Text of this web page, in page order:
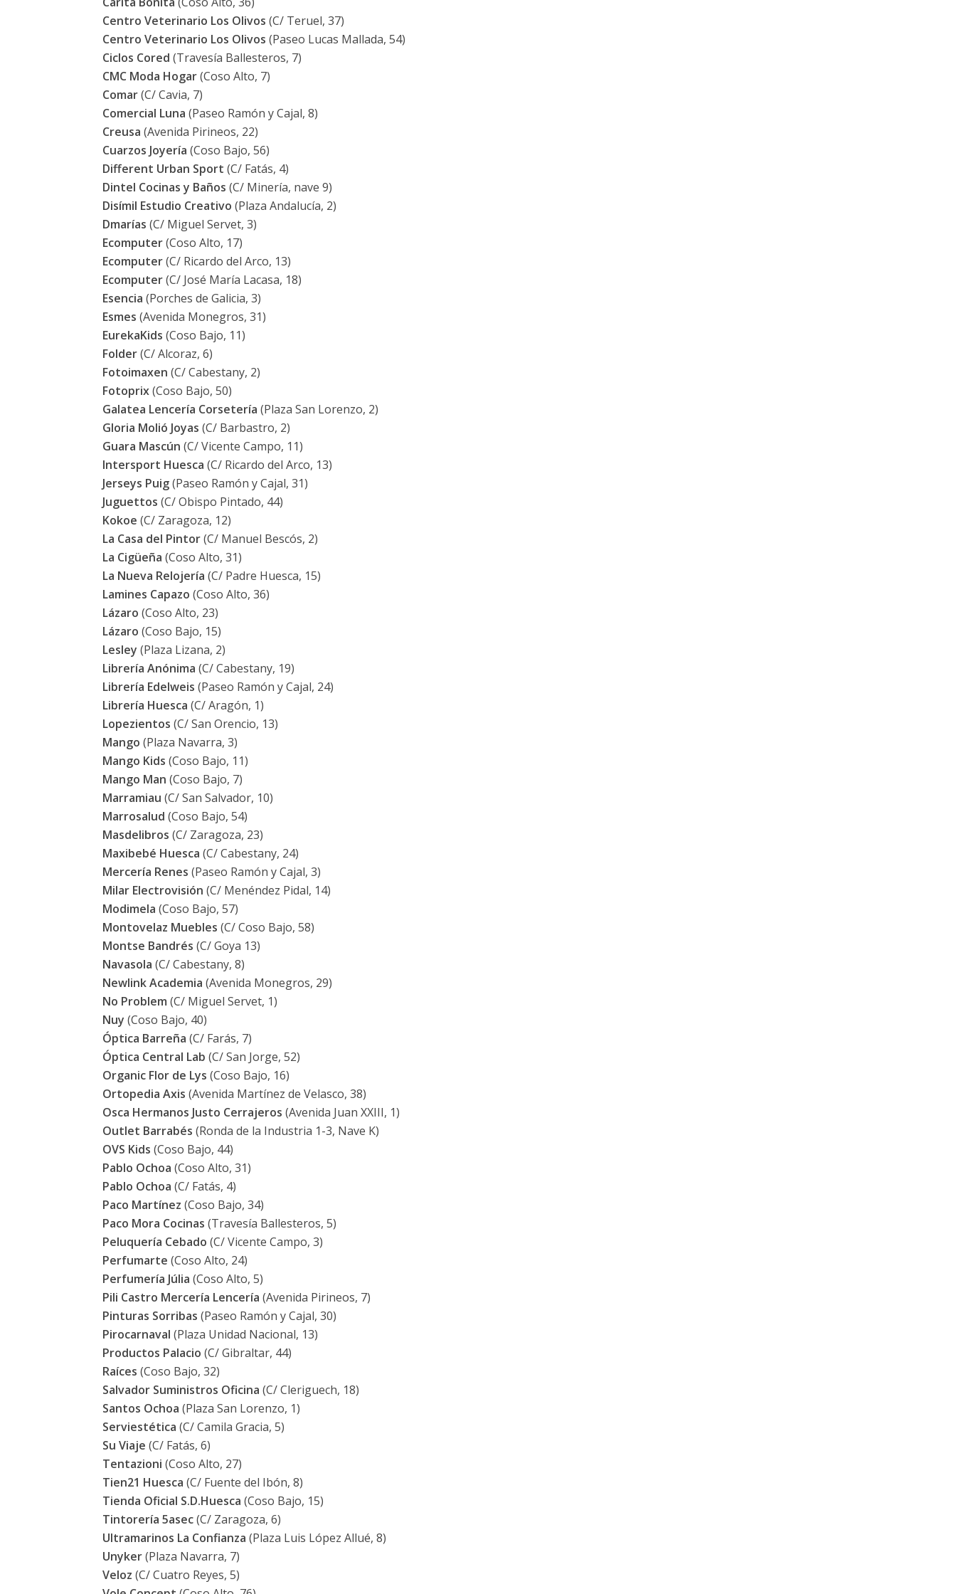
Centro Veterinario Los Olivos (C/ Teruel, 37)
Centro Veterinario Los Olivos (Paseo Lucas Mallada, 54)
Ciclos Cored (Travesía Ballesteros, 7)
CMC Moda Hogar(Coso Alto, 7)
Comar(C/ Cavia, 7)
Comercial Luna (Paseo Ramón y Cajal, 8)
Creusa (Avenida Pirineos, 22)
Cuarzos Joyería (Coso Bajo, 56)
Different Urban Sport (C/ Fatás, 4)
Dintel Cocinas y Baños (C/ Minería, nave 9)
Disímil Estudio Creativo (Plaza Andalucía, 2)
Dmarías (C/ Miguel Servet, 3)
Ecomputer(Coso Alto, 17)
Ecomputer(C/ Ricardo del Arco, 13)
Ecomputer(C/ José María Lacasa, 18)
Esencia (Porches de Galicia, 3)
Esmes (Avenida Monegros, 31)
EurekaKids (Coso Bajo, 11)
Folder(C/ Alcoraz, 6)
Fotoimaxen (C/ Cabestany, 2)
Fotoprix(Coso Bajo, 50)
Galatea Lencería Corsetería (Plaza San Lorenzo, 2)
Gloria Molió Joyas (C/ Barbastro, 2)
Guara Mascún (C/ Vicente Campo, 11)
Intersport Huesca (C/ Ricardo del Arco, 13)
Jerseys Puig(Paseo Ramón y Cajal, 31)
Juguettos (C/ Obispo Pintado, 44)
Kokoe (C/ Zaragoza, 12)
La Casa del Pintor(C/ Manuel Bescós, 2)
La Cigüeña (Coso Alto, 31)
La Nueva Relojería (C/ Padre Huesca, 15)
Lamines Capazo (Coso Alto, 36)
Lázaro (Coso Alto, 23)
Lázaro (Coso Bajo, 15)
Lesley (Plaza Lizana, 2)
Librería Anónima (C/ Cabestany, 19)
Librería Edelweis (Paseo Ramón y Cajal, 24)
Librería Huesca (C/ Aragón, 1)
Lopezientos (C/ San Orencio, 13)
Mango (Plaza Navarra, 3)
Mango Kids (Coso Bajo, 11)
Mango Man (Coso Bajo, 7)
Marramiau (C/ San Salvador, 10)
Marrosalud (Coso Bajo, 54)
Masdelibros (C/ Zaragoza, 23)
Maxibebé Huesca (C/ Cabestany, 24)
Mercería Renes (Paseo Ramón y Cajal, 3)
Milar Electrovisión (C/ Menéndez Pidal, 14)
Modimela (Coso Bajo, 57)
Montovelaz Muebles (C/ Coso Bajo, 58)
Montse Bandrés (C/ Goya 13)
Navasola (C/ Cabestany, 8)
Newlink Academia (Avenida Monegros, 29)
No Problem (C/ Miguel Servet, 1)
Nuy (Coso Bajo, 40)
Óptica Barreña (C/ Farás, 7)
Óptica Central Lab (C/ San Jorge, 52)
Organic Flor de Lys (Coso Bajo, 16)
Ortopedia Axis (Avenida Martínez de Velasco, 38)
Osca Hermanos Justo Cerrajeros (Avenida Juan XXIII, 1)
Outlet Barrabés (Ronda de la Industria 1-3, Nave K)
OVS Kids (Coso Bajo, 44)
Pablo Ochoa (Coso Alto, 31)
Pablo Ochoa (C/ Fatás, 4)
Paco Martínez (Coso Bajo, 34)
Paco Mora Cocinas (Travesía Ballesteros, 5)
Peluquería Cebado (C/ Vicente Campo, 3)
Perfumarte (Coso Alto, 24)
Perfumería Júlia (Coso Alto, 5)
Pili Castro Mercería Lencería (Avenida Pirineos, 7)
Pinturas Sorribas (Paseo Ramón y Cajal, 30)
Pirocarnaval (Plaza Unidad Nacional, 13)
Productos Palacio (C/ Gibraltar, 44)
Raíces (Coso Bajo, 32)
Salvador Suministros Oficina (C/ Cleriguech, 18)
Santos Ochoa (Plaza San Lorenzo, 1)
Serviestética (C/ Camila Gracia, 5)
Su Viaje (C/ Fatás, 6)
Tentazioni (Coso Alto, 27)
Tien21 Huesca (C/ Fuente del Ibón, 8)
Tienda Oficial S.D.Huesca (Coso Bajo, 15)
Tintorería 5asec(C/ Zaragoza, 6)
Ultramarinos La Confianza (Plaza Luis López Allué, 8)
Unyker(Plaza Navarra, 7)
Veloz (C/ Cuatro Reyes, 5)